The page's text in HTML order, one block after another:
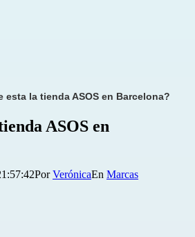
esta la tienda ASOS en Barcelona?
ASOS en
PorVerónica
Categorizado
Marcas